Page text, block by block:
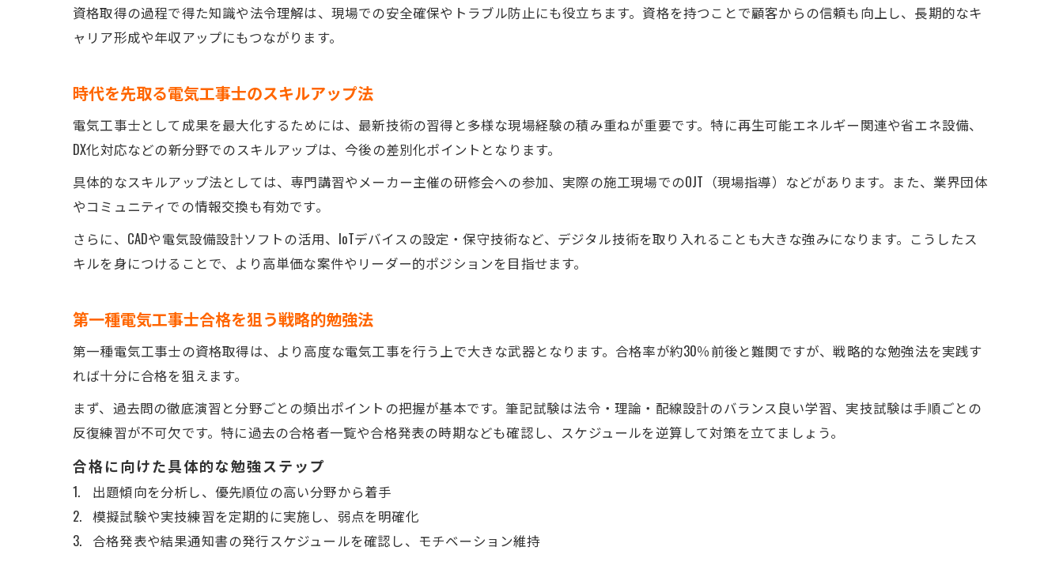
第一種電気工事士筆記合格率と対策ポイント
合格者一覧にない強みを活かす独自戦略
電気工事士年収相場を超えるための具体策
Web合格発表を活用した仲間づくりの方法
電気工事士の勝ち組に共通する行動パターン
第一種電気工事士合格のための自己分析法
成長し続ける電気工事士の学び方と工夫
資格取得の過程で得た知識や法令理解は、現場での安全確保やトラブル防止にも役立ちます。資格を持つことで顧客からの信頼も向上し、長期的なキ
ャリア形成や年収アップにもつながります。
時代を先取る電気工事士のスキルアップ法
電気工事士として成果を最大化するためには、最新技術の習得と多様な現場経験の積み重ねが重要です。特に再生可能エネルギー関連や省エネ設備、
DX化対応などの新分野でのスキルアップは、今後の差別化ポイントとなります。
具体的なスキルアップ法としては、専門講習やメーカー主催の研修会への参加、実際の施工現場でのOJT（現場指導）などがあります。また、業界団体
やコミュニティでの情報交換も有効です。
さらに、CADや電気設備設計ソフトの活用、IoTデバイスの設定・保守技術など、デジタル技術を取り入れることも大きな強みになります。こうしたス
キルを身につけることで、より高単価な案件やリーダー的ポジションを目指せます。
第一種電気工事士合格を狙う戦略的勉強法
第一種電気工事士の資格取得は、より高度な電気工事を行う上で大きな武器となります。合格率が約30％前後と難関ですが、戦略的な勉強法を実践す
れば十分に合格を狙えます。
まず、過去問の徹底演習と分野ごとの頻出ポイントの把握が基本です。筆記試験は法令・理論・配線設計のバランス良い学習、実技試験は手順ごとの
反復練習が不可欠です。特に過去の合格者一覧や合格発表の時期なども確認し、スケジュールを逆算して対策を立てましょう。
合格に向けた具体的な勉強ステップ
出題傾向を分析し、優先順位の高い分野から着手
模擬試験や実技練習を定期的に実施し、弱点を明確化
合格発表や結果通知書の発行スケジュールを確認し、モチベーション維持